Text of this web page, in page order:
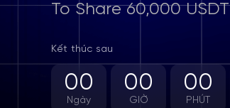
To Share 60,000 USDT
Kết thúc sau
00
Ngày
00
GIỜ
00
PHÚT